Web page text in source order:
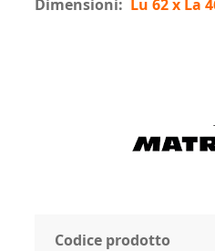
Dimensioni: Lu 62 x La
Codice prodotto